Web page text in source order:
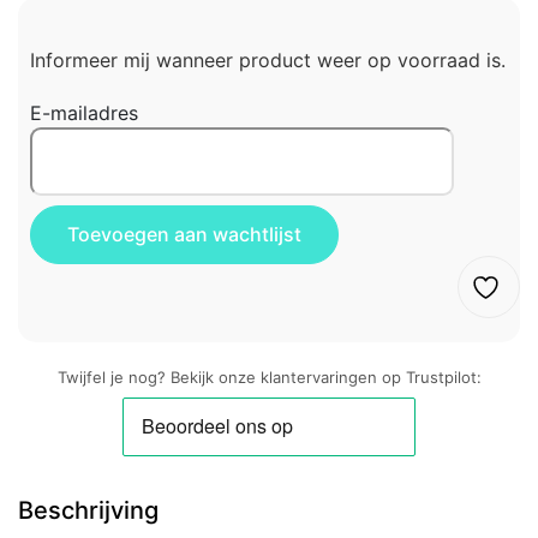
Informeer mij wanneer product weer op voorraad is.
E-mailadres
Twijfel je nog? Bekijk onze klantervaringen op Trustpilot:
Beschrijving